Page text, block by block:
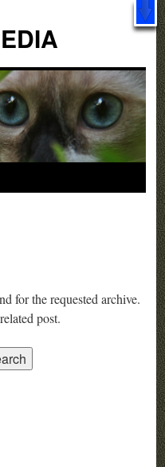
for the requested archive.
post.